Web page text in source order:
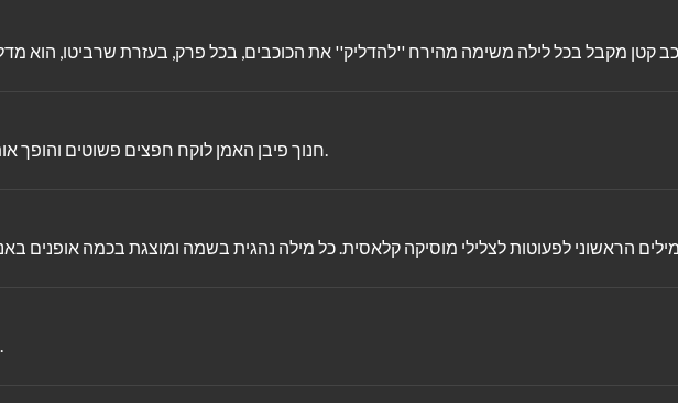
חנוך פיבן האמן לוקח חפצים פשוטים והופך אותם ליצירת אומנות חנוך יוצרכבשה וליצן.
רצף שירים אהובים על לולי וכל החברים.